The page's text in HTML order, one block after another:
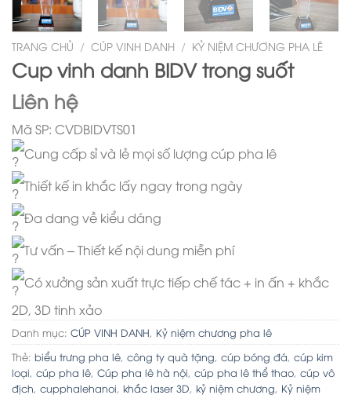
TRANG CHỦ / CÚP VINH DANH / KỶ NIỆM CHƯƠNG PHA LÊ
Cup vinh danh BIDV trong suốt
Liên hệ
Mã SP: CVDBIDVTS01
Cung cấp sỉ và lẻ mọi số lượng cúp pha lê
Thiết kế in khắc lấy ngay trong ngày
Đa dang về kiểu dáng
Tư vấn – Thiết kế nội dung miễn phí
Có xưởng sản xuất trực tiếp chế tác + in ấn + khắc
2D, 3D tinh xảo
Danh mục: CÚP VINH DANH, Kỷ niệm chương pha lê
Thẻ: biểu trưng pha lê, công ty quà tặng, cúp bóng đá, cúp kim
loại, cúp pha lê, Cúp pha lê hà nội, cúp pha lê thể thao, cúp vô
địch, cupphalehanoi, khắc laser 3D, kỷ niệm chương, Kỷ niệm